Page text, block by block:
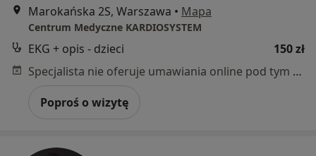
Marokańska 2S, Warszawa • Mapa
Centrum Medyczne KARDIOSYSTEM
EKG + opis - dzieci
150 zł
Specjalista nie oferuje umawiania online pod tym adresem.
Poproś o wizytę